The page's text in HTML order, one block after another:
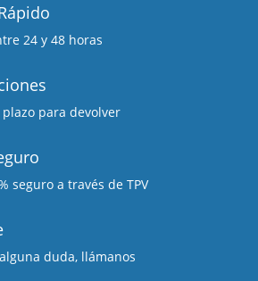
24 y 48 horas
para devolver
seguro a través de TPV
duda, llámanos